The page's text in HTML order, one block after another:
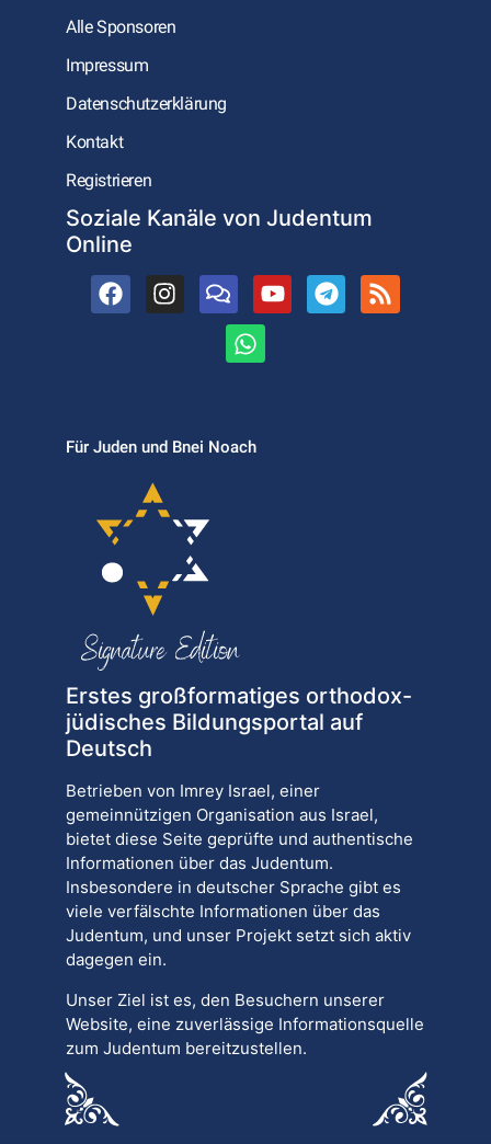
Alle Sponsoren
Impressum
Datenschutzerklärung
Kontakt
Registrieren
Soziale Kanäle von Judentum
Online
Für Juden und Bnei Noach
Erstes großformatiges orthodox-
jüdisches Bildungsportal auf
Deutsch
Betrieben von Imrey Israel, einer
gemeinnützigen Organisation aus Israel,
bietet diese Seite geprüfte und authentische
Informationen über das Judentum.
Insbesondere in deutscher Sprache gibt es
viele verfälschte Informationen über das
Judentum, und unser Projekt setzt sich aktiv
dagegen ein.
Unser Ziel ist es, den Besuchern unserer
Website, eine zuverlässige Informationsquelle
zum Judentum bereitzustellen.